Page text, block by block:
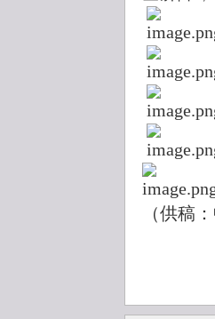
（供稿